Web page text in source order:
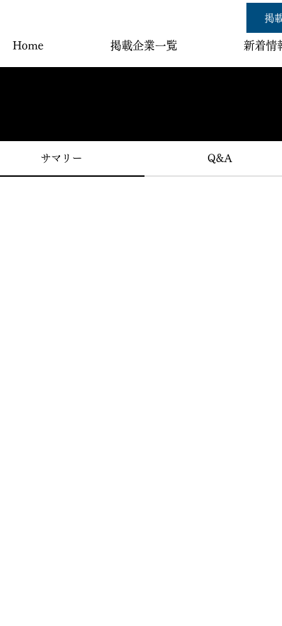
Home 掲載企業一覧 新着情
掲
サマリー Q&A